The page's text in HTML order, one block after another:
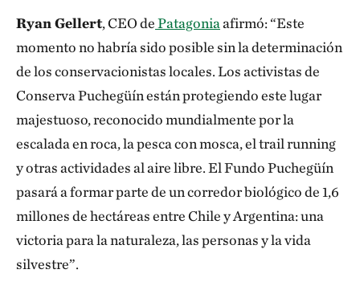
Ryan Gellert, CEO dePatagoniaafirmó: “Este
momento no habría sido posible sin la determinación
de los conservacionistas locales. Los activistas de
Conserva Puchegüín están protegiendo este lugar
majestuoso, reconocido mundialmente por la
escalada en roca, la pesca con mosca, el trail running
y otras actividades al aire libre. El Fundo Puchegüín
pasará a formar parte de un corredor biológico de 1,6
millones de hectáreas entre Chile y Argentina: una
victoria para la naturaleza, las personas y la vida
silvestre”.